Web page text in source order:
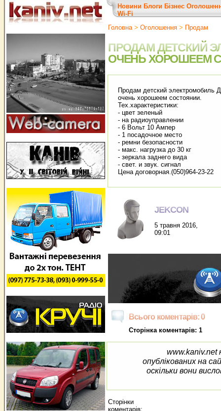
Новини Блоги Бізнес
Wi-Fi
Головна> Оголошення > Продам
ПРОДАМ ДЕТСКИЙ
ОЧЕНЬ ХОРОШЕЕМ
Продам детский электромобиль
очень хорошеем состоянии.
Тех.характеристики:
- цвет зеленый
- на радиоуправлении
- 6 Вольт 10 Ампер
- 1 посадочное место
- ремни безопасности
- макс. нагрузка до 30 кг
- зеркала заднего вида
- свет. и звук. сигнал
Цена договорная.(050)964-23-22
JEKCON
5 травня 2016,
09:01
Всього коментарів: 0
Сторінка коментарів: 1
www.kaniv.net
опублікованих на
оскільки вони
Сторінки
коментарів: